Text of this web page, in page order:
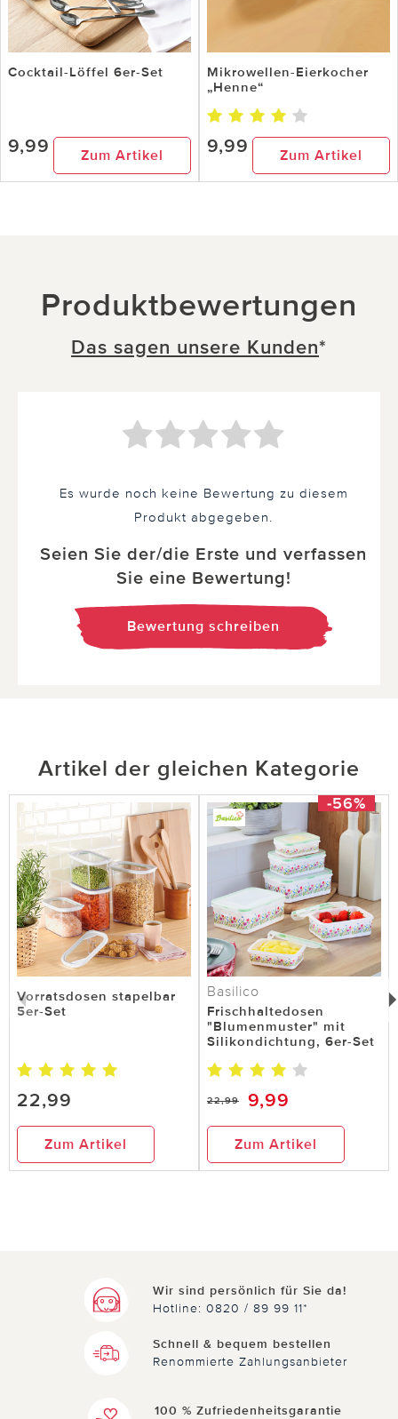
Cocktail-Löffel 6er-Set
9,99 Zum Artikel
Mikrowellen-Eierkocher
„Henne“
9,99 Zum Artikel
Produktbewertungen
Das sagen unsere Kunden*
Es wurde noch keine Bewertung zu diesem
Produkt abgegeben.
Seien Sie der/die Erste und verfassen
Sie eine Bewertung!
Bewertung schreiben
Artikel der gleichen Kategorie
Vorratsdosen stapelbar
5er-Set
22,99
Zum Artikel
-56%
Basilico
Frischhaltedosen
"Blumenmuster" mit
Silikondichtung, 6er-Set
22,99 9,99
Zum Artikel
Wir sind persönlich für Sie da!
Hotline: 0820 / 89 99 11*
Schnell & bequem bestellen
Renommierte Zahlungsanbieter
100 % Zufriedenheitsgarantie